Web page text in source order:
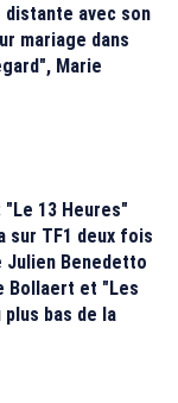
avec son
mariage dans
Marie
13 Heures"
sur TF1 deux fois
Julien Benedetto
Bollaert et "Les
bas de la